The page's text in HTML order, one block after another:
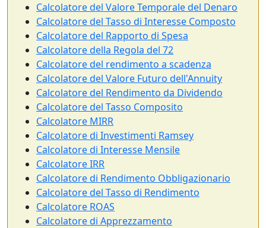
Calcolatore del Valore Temporale del Denaro
Calcolatore del Tasso di Interesse Composto
Calcolatore del Rapporto di Spesa
Calcolatore della Regola del 72
Calcolatore del rendimento a scadenza
Calcolatore del Valore Futuro dell'Annuity
Calcolatore del Rendimento da Dividendo
Calcolatore del Tasso Composito
Calcolatore MIRR
Calcolatore di Investimenti Ramsey
Calcolatore di Interesse Mensile
Calcolatore IRR
Calcolatore di Rendimento Obbligazionario
Calcolatore del Tasso di Rendimento
Calcolatore ROAS
Calcolatore di Apprezzamento